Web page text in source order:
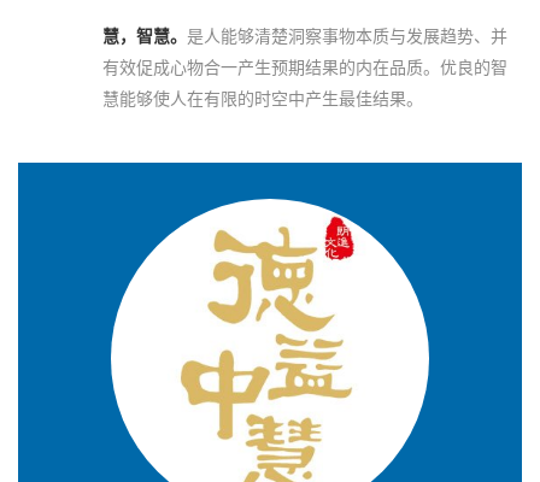
慧，智慧。 是人能够清楚洞察事物本质与发展趋势、并
有效促成心物合一产生预期结果的内在品质。优良的智
慧能够使人在有限的时空中产生最佳结果。